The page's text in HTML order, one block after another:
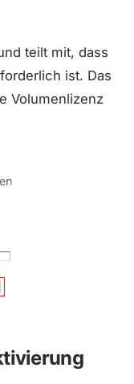
teilt mit, dass
ist. Das
Volumenlizenz